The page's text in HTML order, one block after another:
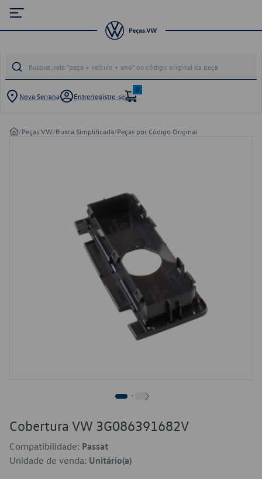
Nova Serrana Entre/registre-se
0
/Peças VW/Busca Simplificada/Peças por Código Original
Cobertura VW 3G086391682V
Compatibilidade: Passat
Unidade de venda: Unitário(a)